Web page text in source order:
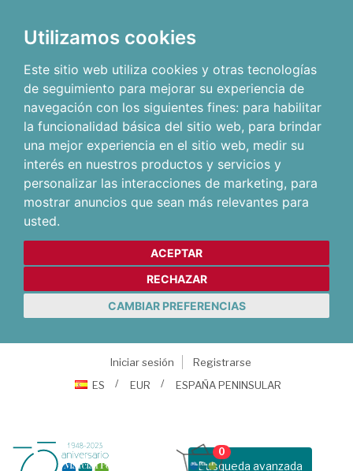
Utilizamos cookies
Este sitio web utiliza cookies y otras tecnologías
de seguimiento para mejorar su experiencia de
navegación con los siguientes fines: para habilitar
la funcionalidad básica del sitio web, para brindar
una mejor experiencia en el sitio web, medir su
interés en nuestros productos y servicios y
personalizar las interacciones de marketing, para
mostrar anuncios que sean más relevantes para
usted.
ACEPTAR
RECHAZAR
CAMBIAR PREFERENCIAS
Iniciar sesión
Registrarse
ES
EUR ESPAÑA PENINSULAR
Busqueda avanzada
0